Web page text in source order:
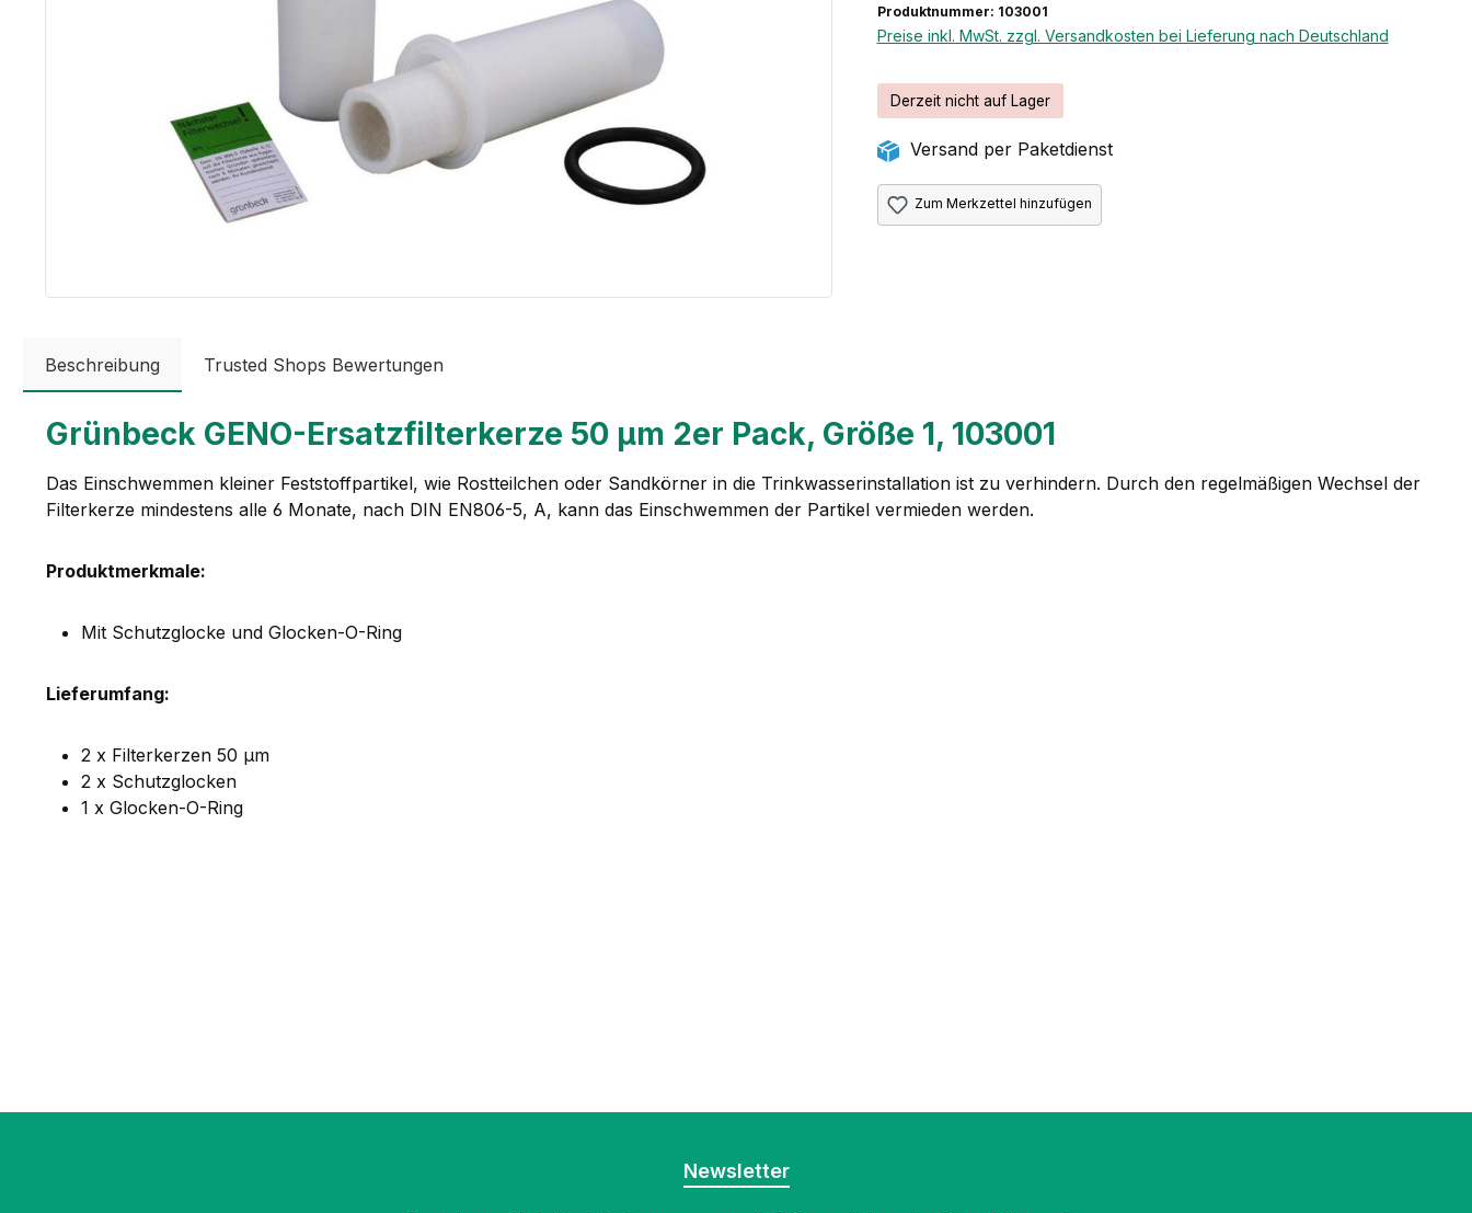
Produktnummer: 103001
Preise inkl. MwSt. zzgl. Versandkosten bei Lieferung nach Deutschland
Derzeit nicht auf Lager
Versand per Paketdienst
Zum Merkzettel hinzufügen
Beschreibung Trusted Shops Bewertungen
Grünbeck GENO-Ersatzfilterkerze 50 µm 2er Pack, Größe 1, 103001
Das Einschwemmen kleiner Feststoffpartikel, wie Rostteilchen oder Sandkörner in die Trinkwasserinstallation ist zu verhindern. Durch den regelmäßigen Wechsel der
Filterkerze mindestens alle 6 Monate, nach DIN EN806-5, A, kann das Einschwemmen der Partikel vermieden werden.
Produktmerkmale:
Mit Schutzglocke und Glocken-O-Ring
Lieferumfang:
2 x Filterkerzen 50 µm
2 x Schutzglocken
1 x Glocken-O-Ring
Newsletter